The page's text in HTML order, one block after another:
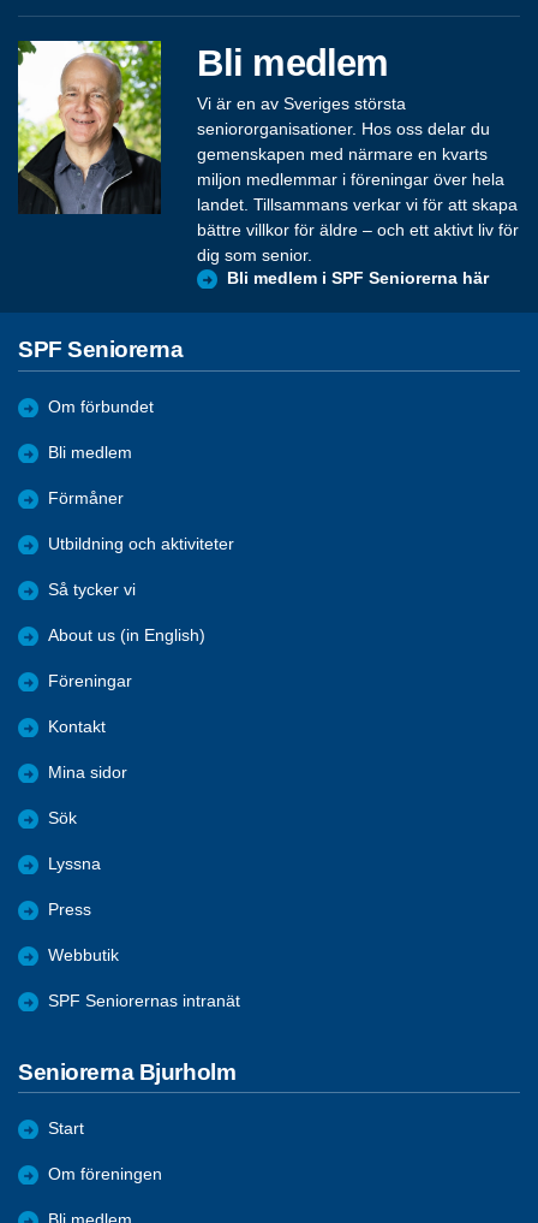
Bli medlem
Vi är en av Sveriges största
seniororganisationer. Hos oss delar du
gemenskapen med närmare en kvarts
miljon medlemmar i föreningar över hela
landet. Tillsammans verkar vi för att skapa
bättre villkor för äldre – och ett aktivt liv för
dig som senior.
Bli medlem i SPF Seniorerna här
SPF Seniorerna
Om förbundet
Bli medlem
Förmåner
Utbildning och aktiviteter
Så tycker vi
About us (in English)
Föreningar
Kontakt
Mina sidor
Sök
Lyssna
Press
Webbutik
SPF Seniorernas intranät
Seniorerna Bjurholm
Start
Om föreningen